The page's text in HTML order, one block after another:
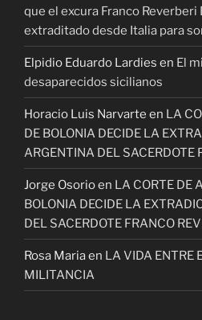
que el excura Franco
extraditado desde Italia para
Elpidio Eduardo Lardies en El
desaparecidos sicilianos
Horacio Luis Narvarte en LA
DE BOLONIA DECIDE LA
ARGENTINA DEL SACERDOTE
Jorge Osorioen LA CORTE DE
BOLONIA DECIDE LA
DEL SACERDOTE FRANCO
Rosa Mariaen LA VIDA ENTRE
MILITANCIA